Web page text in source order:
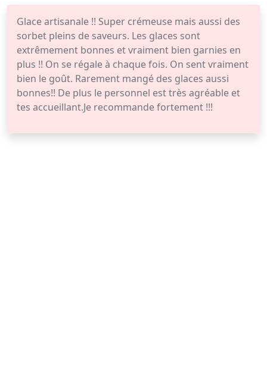
Glace artisanale !! Super crémeuse mais aussi des
sorbet pleins de saveurs. Les glaces sont
extrêmement bonnes et vraiment bien garnies en
plus !! On se régale à chaque fois. On sent vraiment
bien le goût. Rarement mangé des glaces aussi
bonnes!! De plus le personnel est très agréable et
tes accueillant.Je recommande fortement !!!